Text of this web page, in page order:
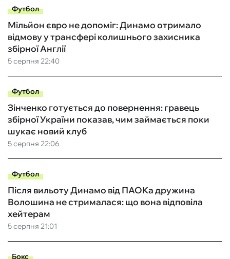
Футбол
5 серпня 22:40
Мільйон євро не допоміг: Динамо отримало
відмову у трансфері колишнього захисника
збірної Англії
Футбол
5 серпня 22:06
Зінченко готується до повернення: гравець
збірної України показав, чим займається поки
шукає новий клуб
Футбол
5 серпня 21:01
Після вильоту Динамо від ПАОКа дружина
Волошина не стрималася: що вона відповіла
хейтерам
Бокс